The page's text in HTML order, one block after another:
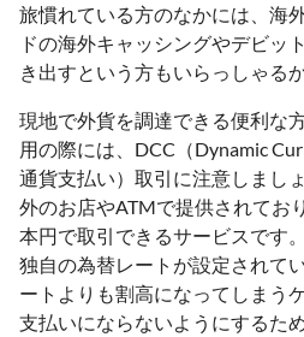
旅慣れている方のなかには、海
ドの海外キャッシングやデビッ
き出すという方もいらっしゃる
現地で外貨を調達できる便利な
用の際には、DCC（Dynamic
通貨支払い）取引に注意しまし
外のお店やATMで提供されてお
本円で取引できるサービスです
独自の為替レートが設定されて
ートよりも割高になってしまう
支払いにならないようにするた